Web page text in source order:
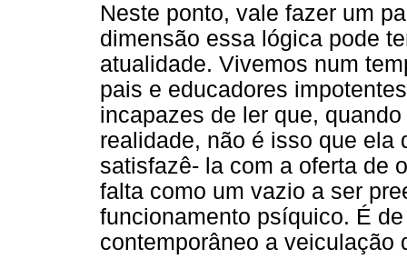
Neste ponto, vale fazer um
dimensão essa lógica pode
atualidade. Vivemos num
pais e educadores
incapazes de ler que,
realidade, não é isso que ela
satisfazê- la com a oferta de
falta como um vazio a ser
funcionamento psíquico. É
contemporâneo a veiculação